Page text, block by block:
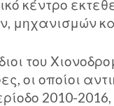
κέντρο
μηχανισμών
του
οι οποίοι
2010-